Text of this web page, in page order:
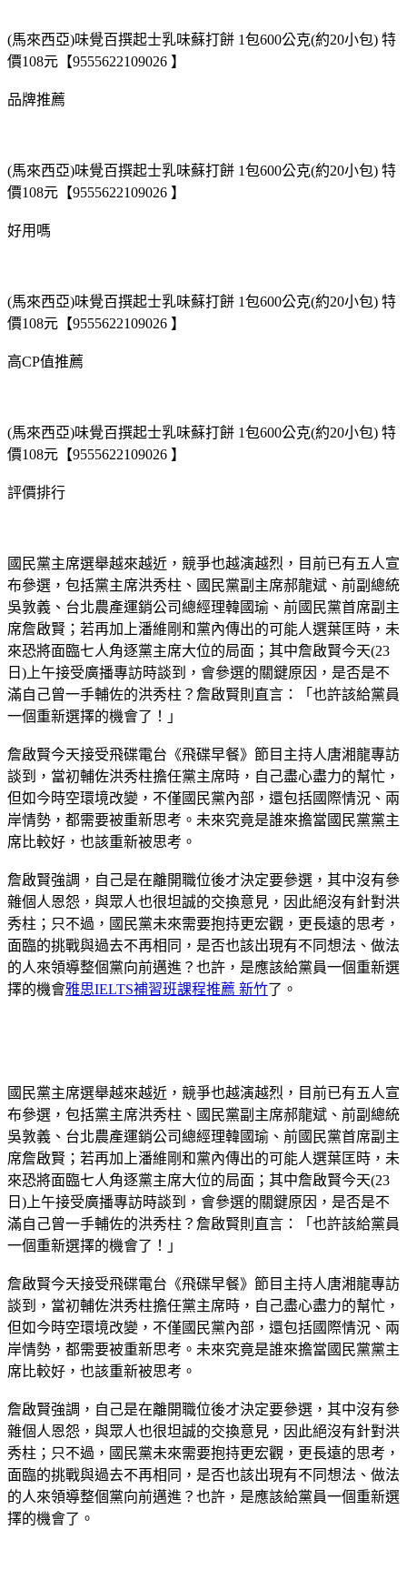
(馬來西亞)味覺百撰起士乳味蘇打餅 1包600公克(約20小包) 特
價108元【9555622109026 】
品牌推薦
(馬來西亞)味覺百撰起士乳味蘇打餅 1包600公克(約20小包) 特
價108元【9555622109026 】
好用嗎
(馬來西亞)味覺百撰起士乳味蘇打餅 1包600公克(約20小包) 特
價108元【9555622109026 】
高CP值推薦
(馬來西亞)味覺百撰起士乳味蘇打餅 1包600公克(約20小包) 特
價108元【9555622109026 】
評價排行
國民黨主席選舉越來越近，競爭也越演越烈，目前已有五人宣
布參選，包括黨主席洪秀柱、國民黨副主席郝龍斌、前副總統
吳敦義、台北農產運銷公司總經理韓國瑜、前國民黨首席副主
席詹啟賢；若再加上潘維剛和黨內傳出的可能人選葉匡時，未
來恐將面臨七人角逐黨主席大位的局面；其中詹啟賢今天(23
日)上午接受廣播專訪時談到，會參選的關鍵原因，是否是不
滿自己曾一手輔佐的洪秀柱？詹啟賢則直言：「也許該給黨員
一個重新選擇的機會了！」
詹啟賢今天接受飛碟電台《飛碟早餐》節目主持人唐湘龍專訪
談到，當初輔佐洪秀柱擔任黨主席時，自己盡心盡力的幫忙，
但如今時空環境改變，不僅國民黨內部，還包括國際情況、兩
岸情勢，都需要被重新思考。未來究竟是誰來擔當國民黨黨主
席比較好，也該重新被思考。
詹啟賢強調，自己是在離開職位後才決定要參選，其中沒有參
雜個人恩怨，與眾人也很坦誠的交換意見，因此絕沒有針對洪
秀柱；只不過，國民黨未來需要抱持更宏觀，更長遠的思考，
面臨的挑戰與過去不再相同，是否也該出現有不同想法、做法
的人來領導整個黨向前邁進？也許，是應該給黨員一個重新選
擇的機會雅思IELTS補習班課程推薦 新竹了。
國民黨主席選舉越來越近，競爭也越演越烈，目前已有五人宣
布參選，包括黨主席洪秀柱、國民黨副主席郝龍斌、前副總統
吳敦義、台北農產運銷公司總經理韓國瑜、前國民黨首席副主
席詹啟賢；若再加上潘維剛和黨內傳出的可能人選葉匡時，未
來恐將面臨七人角逐黨主席大位的局面；其中詹啟賢今天(23
日)上午接受廣播專訪時談到，會參選的關鍵原因，是否是不
滿自己曾一手輔佐的洪秀柱？詹啟賢則直言：「也許該給黨員
一個重新選擇的機會了！」
詹啟賢今天接受飛碟電台《飛碟早餐》節目主持人唐湘龍專訪
談到，當初輔佐洪秀柱擔任黨主席時，自己盡心盡力的幫忙，
但如今時空環境改變，不僅國民黨內部，還包括國際情況、兩
岸情勢，都需要被重新思考。未來究竟是誰來擔當國民黨黨主
席比較好，也該重新被思考。
詹啟賢強調，自己是在離開職位後才決定要參選，其中沒有參
雜個人恩怨，與眾人也很坦誠的交換意見，因此絕沒有針對洪
秀柱；只不過，國民黨未來需要抱持更宏觀，更長遠的思考，
面臨的挑戰與過去不再相同，是否也該出現有不同想法、做法
的人來領導整個黨向前邁進？也許，是應該給黨員一個重新選
擇的機會了。